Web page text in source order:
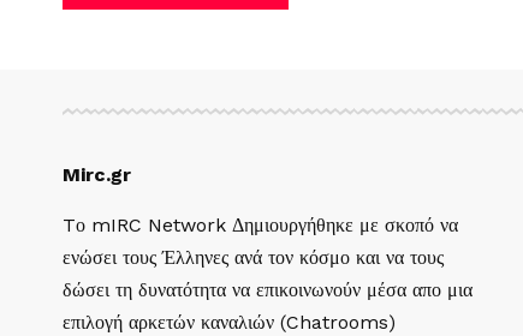
Mirc.gr
Tο mIRC Network Δημιουργήθηκε με σκοπό να
ενώσει τους Έλληνες ανά τον κόσμο και να τους
δώσει τη δυνατότητα να επικοινωνούν μέσα απο μια
επιλογή αρκετών καναλιών (Chatrooms)